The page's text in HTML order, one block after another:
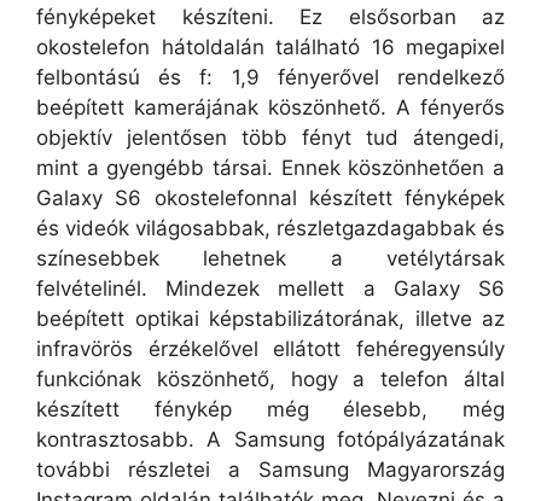
fényképeket készíteni. Ez elsősorban az
okostelefon hátoldalán található 16 megapixel
felbontású és f: 1,9 fényerővel rendelkező
beépített kamerájának köszönhető. A fényerős
objektív jelentősen több fényt tud átengedi,
mint a gyengébb társai. Ennek köszönhetően a
Galaxy S6 okostelefonnal készített fényképek
és videók világosabbak, részletgazdagabbak és
színesebbek lehetnek a vetélytársak
felvételinél. Mindezek mellett a Galaxy S6
beépített optikai képstabilizátorának, illetve az
infravörös érzékelővel ellátott fehéregyensúly
funkciónak köszönhető, hogy a telefon által
készített fénykép még élesebb, még
kontrasztosabb. A Samsung fotópályázatának
további részletei a Samsung Magyarország